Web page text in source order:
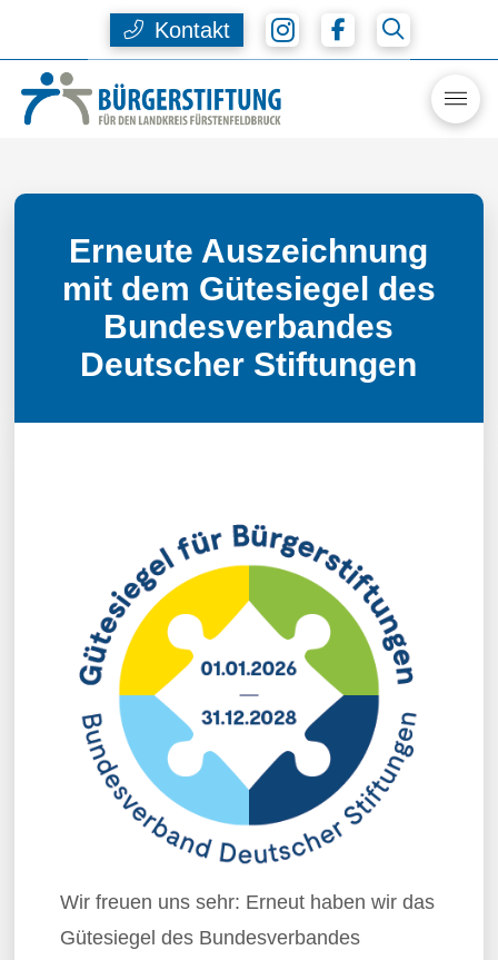
Kontakt
Erneute Auszeichnung
mit dem Gütesiegel des
Bundesverbandes
Deutscher Stiftungen
Wir freuen uns sehr: Erneut haben wir das
Gütesiegel des Bundesverbandes